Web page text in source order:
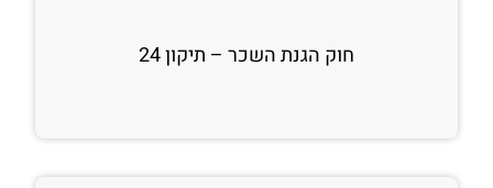
חוק הגנת השכר – תיקון 24